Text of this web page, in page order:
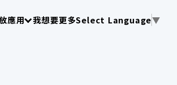
選單
TAB 操作選單
應用請使用 TAB 操作選單
我想要更多Select Language▼